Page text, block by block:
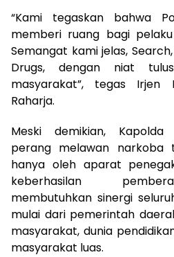
“Kami tegaskan bahwa
memberi ruang bagi
Semangat kami jelas,
Drugs, dengan niat
masyarakat”, tegas Irjen
Raharja.
Meski demikian,
perang melawan narkoba
hanya oleh aparat
keberhasilan
membutuhkan sinergi
mulai dari pemerintah
masyarakat, dunia
masyarakat luas.